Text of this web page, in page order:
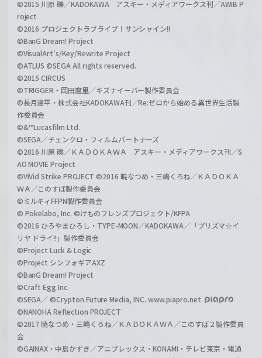
©2015 川原 礫／KADOKAWA アスキー・メディアワークス刊／AWIB P
roject
©2016 プロジェクトラブライブ！サンシャイン!!
©BanG Dream! Project
©VisualArt's/Key/Rewrite Project
©ATLUS ©SEGA All rights reserved.
©2015 CIRCUS
©TRIGGER・岡田麿里／キズナイーバー製作委員会
©長月達平・株式会社KADOKAWA刊／Re:ゼロから始める異世界生活製
作委員会
©&™Lucasfilm Ltd.
©SEGA／チェンクロ・フィルムパートナーズ
©2016 川原 礫／ＫＡＤＯＫＡＷＡ アスキー・メディアワークス刊／S
AO MOVIE Project
©ViVid Strike PROJECT ©2016 暁なつめ・三嶋くろね／ＫＡＤＯＫＡ
ＷＡ／このすば製作委員会
©ミルキィFFPN製作委員会
© Pokelabo, Inc. ©けものフレンズプロジェクト/KFPA
©2016 ひろやまひろし・TYPE-MOON／KADOKAWA／「プリズマ☆イ
リヤ ドライ!!」製作委員会
©Project Luck & Logic
©Project シンフォギアAXZ
©BanG Dream! Project
©Craft Egg Inc.
©SEGA／ ©Crypton Future Media, INC. www.piapro.net
©NANOHA Reflection PROJECT
©2017 暁なつめ・三嶋くろね／ＫＡＤＯＫＡＷＡ／このすば２製作委員
会
©GAINAX・中島かずき／アニプレックス・KONAMI・テレビ東京・電通